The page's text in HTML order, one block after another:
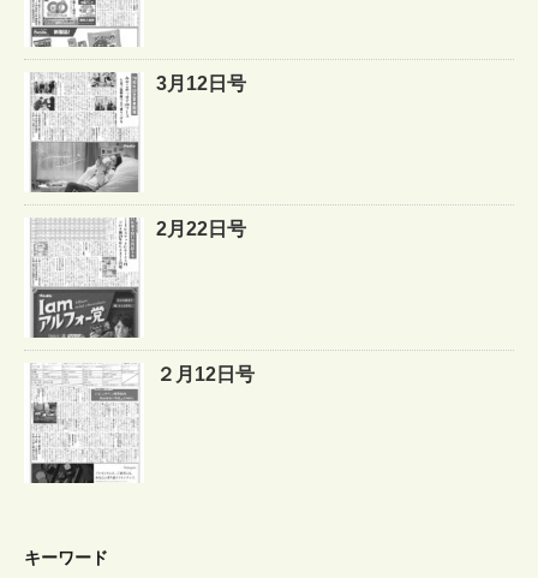
3月12日号
2月22日号
２月12日号
キーワード